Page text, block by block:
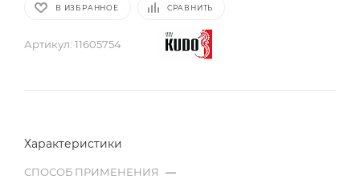
В ИЗБРАННОЕ СРАВНИТЬ
Артикул: 11605754
Характеристики
СПОСОБ ПРИМЕНЕНИЯ —